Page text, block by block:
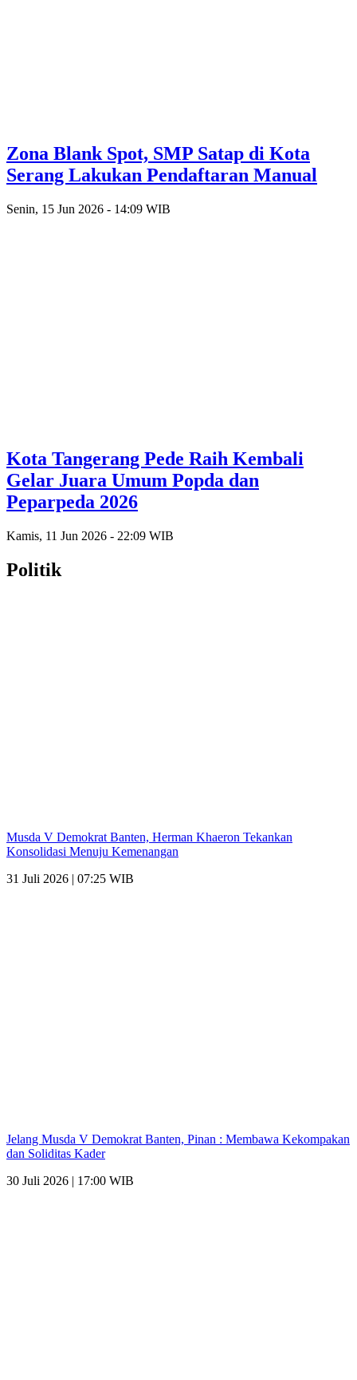
Zona Blank Spot, SMP Satap di Kota
Serang Lakukan Pendaftaran Manual
Senin, 15 Jun 2026 - 14:09 WIB
Kota Tangerang Pede Raih Kembali
Gelar Juara Umum Popda dan
Peparpeda 2026
Kamis, 11 Jun 2026 - 22:09 WIB
Politik
Musda V Demokrat Banten, Herman Khaeron Tekankan
Konsolidasi Menuju Kemenangan
31 Juli 2026 | 07:25 WIB
Jelang Musda V Demokrat Banten, Pinan : Membawa Kekompakan
dan Soliditas Kader
30 Juli 2026 | 17:00 WIB